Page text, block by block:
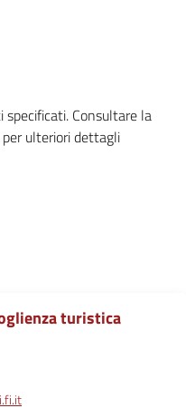
specificati. Consultare la
ulteriori dettagli.
turistica